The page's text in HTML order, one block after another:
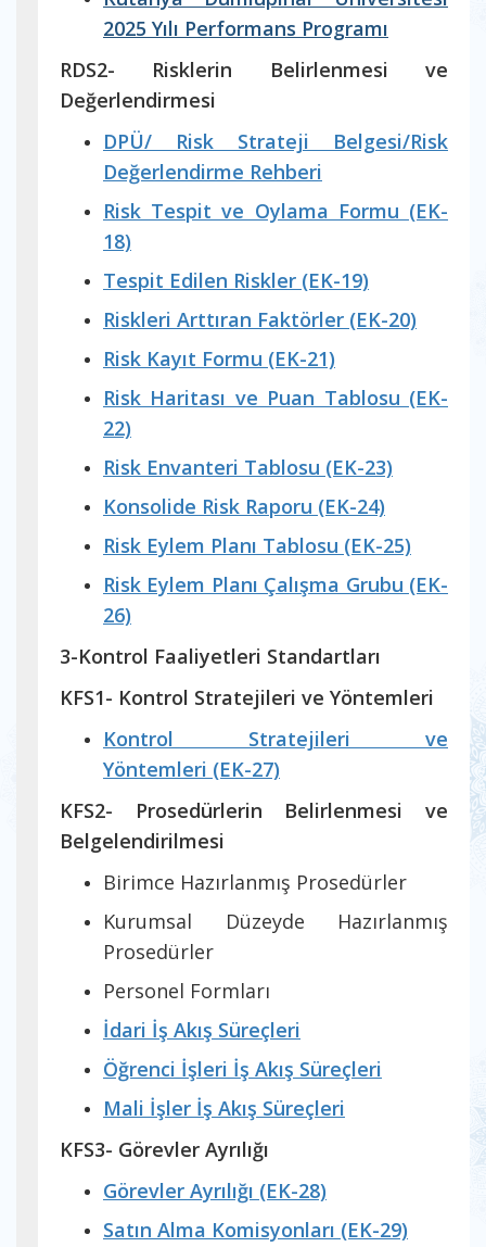
2025 Yılı Performans Programı
RDS2- Risklerin Belirlenmesi ve
Değerlendirmesi
DPÜ/ Risk Strateji Belgesi/Risk
Değerlendirme Rehberi
Risk Tespit ve Oylama Formu (EK-
18)
Tespit Edilen Riskler (EK-19)
Riskleri Arttıran Faktörler (EK-20)
Risk Kayıt Formu (EK-21)
Risk Haritası ve Puan Tablosu (EK-
22)
Risk Envanteri Tablosu (EK-23)
Konsolide Risk Raporu (EK-24)
Risk Eylem Planı Tablosu (EK-25)
Risk Eylem Planı Çalışma Grubu (EK-
26)
3-Kontrol Faaliyetleri Standartları
KFS1- Kontrol Stratejileri ve Yöntemleri
Kontrol Stratejileri ve
Yöntemleri (EK-27)
KFS2- Prosedürlerin Belirlenmesi ve
Belgelendirilmesi
Birimce Hazırlanmış Prosedürler
Kurumsal Düzeyde Hazırlanmış
Prosedürler
Personel Formları
İdari İş Akış Süreçleri
Öğrenci İşleri İş Akış Süreçleri
Mali İşler İş Akış Süreçleri
KFS3- Görevler Ayrılığı
Görevler Ayrılığı (EK-28)
Satın Alma Komisyonları (EK-29)